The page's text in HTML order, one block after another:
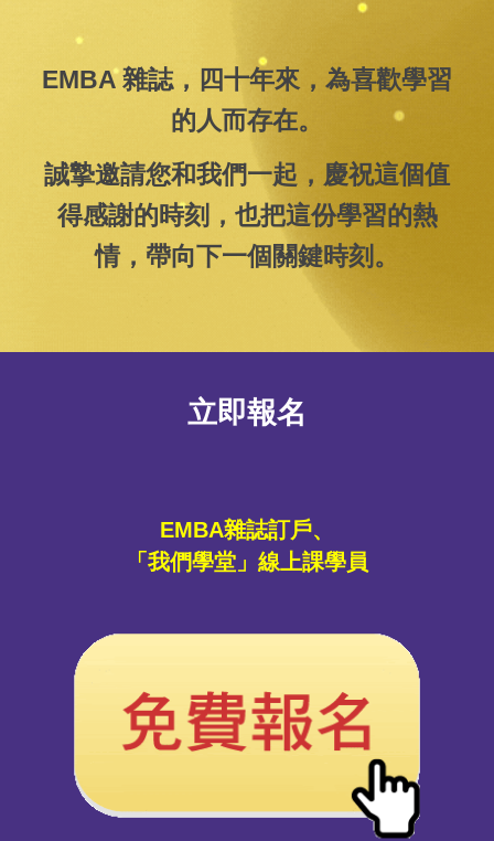
EMBA 雜誌，四十年來，為喜歡學習
的人而存在。
誠摯邀請您和我們一起，慶祝這個值
得感謝的時刻，也把這份學習的熱
情，帶向下一個關鍵時刻。
立即報名
EMBA雜誌訂戶、
「我們學堂」線上課學員